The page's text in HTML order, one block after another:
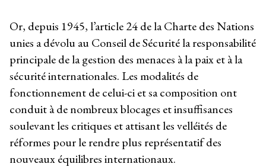
Or, depuis 1945, l’article 24 de la Charte des Nations
unies a dévolu au Conseil de Sécurité la responsabilité
principale de la gestion des menaces à la paix et à la
sécurité internationales. Les modalités de
fonctionnement de celui-ci et sa composition ont
conduit à de nombreux blocages et insuffisances
soulevant les critiques et attisant les velléités de
réformes pour le rendre plus représentatif des
nouveaux équilibres internationaux.